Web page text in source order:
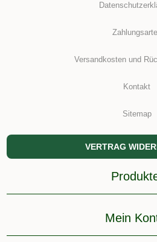
Versandkosten und
Kontakt
Sitemap
VERTRAG
Mein